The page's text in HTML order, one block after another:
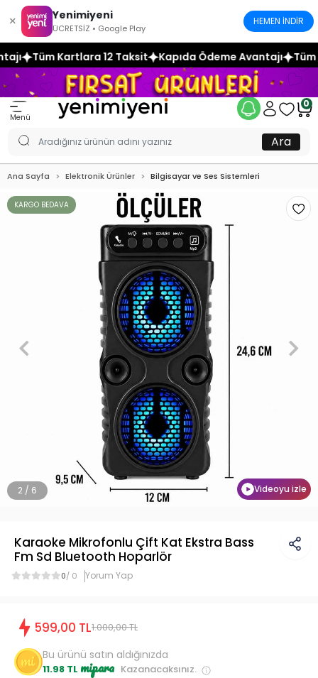
× Yenimiyeni
ÜCRETSİZ • Google Play
HEMEN İNDİR
Taksit Kapıda Ödeme Avantajı Tüm Kartlara 12 Taksit
Menü
0
Ara
Ana Sayfa Elektronik Ürünler Bilgisayar ve Ses Sistemleri
2 / 6
KARGO BEDAVA
Videoyu izle
Karaoke Mikrofonlu Çift Kat Ekstra Bass
Fm Sd Bluetooth Hoparlör
0/ 0 Yorum Yap
599,00 TL1.000,00 TL
Bu ürünü satın aldığınızda
11.98 TL mipara Kazanacaksınız.